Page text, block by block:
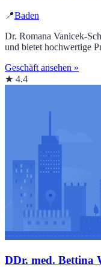
📍Baden
Dr. Romana Vanicek-
und bietet hochwertige
Geschäft ansehen »
★ 4.4
DDr. med. Bettina